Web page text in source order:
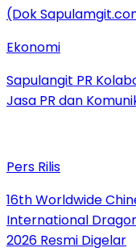
Ekonomi
Sapulangit PR
Jasa PR dan
Pers Rilis
16th Worldwide
International
2026 Resmi Digelar